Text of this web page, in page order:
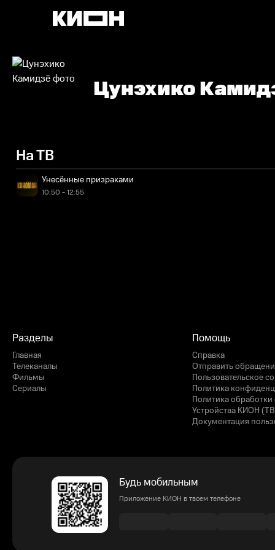
Цунэхико
На ТВ
Унесённые призраками
10:50 - 12:55
Разделы
Главная
Телеканалы
Фильмы
Сериалы
Помощь
Справка
Отправить
Пользовательское
Политика
Политика
Устройства КИОН
Документация
Будь мобильным
Приложение КИОН в твоем телефоне